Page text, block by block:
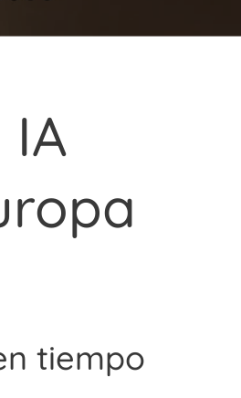
tiempo